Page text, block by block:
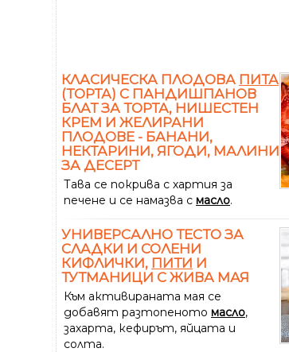
КЛАСИЧЕСКА ПЛОДОВА ПИТА
(ТОРТА) С ПАНДИШПАНОВ
БЛАТ ЗА ТОРТА, НИШЕСТЕН
КРЕМ И ЖЕЛИРАНИ
ПЛОДОВЕ - БАНАНИ,
НЕКТАРИНИ, ЯГОДИ, МАЛИНИ
ЗА ДЕСЕРТ
Тава се покрива с хартия за
печене и се намазва с масло.
УНИВЕРСАЛНО ТЕСТО ЗА
СЛАДКИ И СОЛЕНИ
КИФЛИЧКИ, ПИТИ И
ТУТМАНИЦИ С ЖИВА МАЯ
Към активираната мая се
добавят разтопеното масло,
захарта, кефирът, яйцата и
солта.